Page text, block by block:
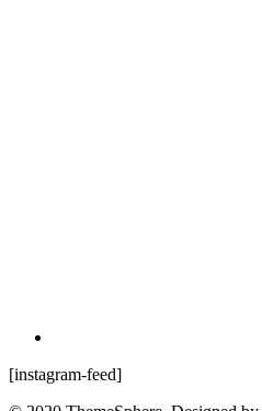
[instagram-feed]